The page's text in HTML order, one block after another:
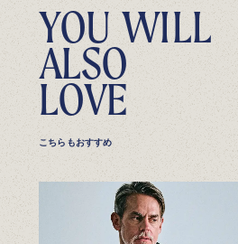
YOU WILL
ALSO
LOVE
こちらもおすすめ